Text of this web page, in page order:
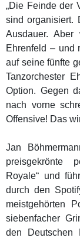
„Die Feinde der
sind organisiert.
Ausdauer. Aber
Ehrenfeld – und
auf seine fünfte
Tanzorchester
Option. Gegen
nach vorne
Offensive! Das
Jan
preisgekrönte
Royale“ und
durch den
meistgehörten
siebenfacher
den Deutschen